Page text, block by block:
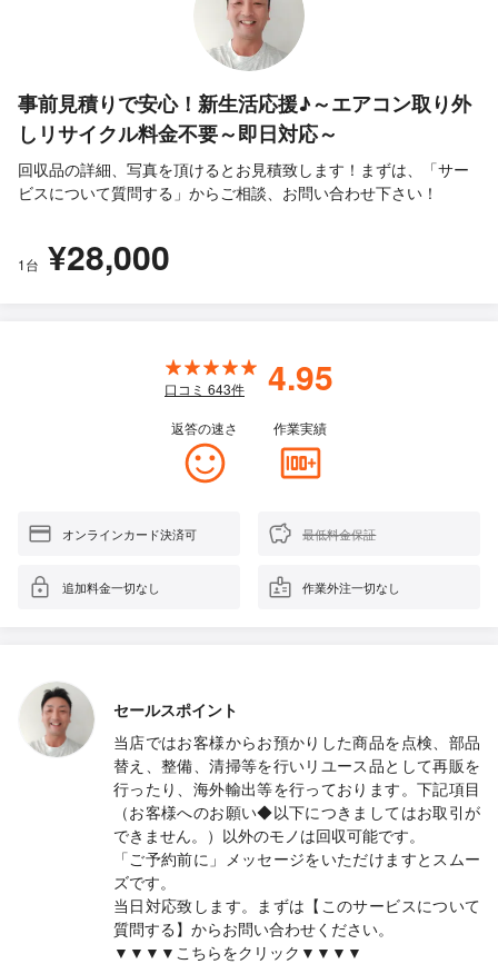
事前見積りで安心！新生活応援♪～エアコン取り外
しリサイクル料金不要～即日対応～
回収品の詳細、写真を頂けるとお見積致します！まずは、「サー
ビスについて質問する」からご相談、お問い合わせ下さい！
1台 ¥28,000
口コミ 643件 4.95
返答の速さ 作業実績
オンラインカード決済可 最低料金保証
追加料金一切なし 作業外注一切なし
セールスポイント
当店ではお客様からお預かりした商品を点検、部品
替え、整備、清掃等を行いリユース品として再販を
行ったり、海外輸出等を行っております。下記項目
（お客様へのお願い◆以下につきましてはお取引が
できません。）以外のモノは回収可能です。
「ご予約前に」メッセージをいただけますとスムー
ズです。
当日対応致します。まずは【このサービスについて
質問する】からお問い合わせください。
▼▼▼▼こちらをクリック▼▼▼▼